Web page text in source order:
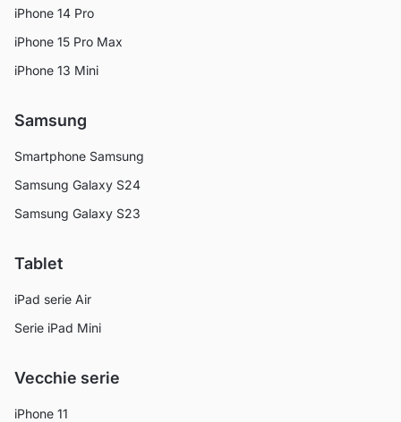
iPhone 14 Pro
iPhone 15 Pro Max
iPhone 13 Mini
Samsung
Smartphone Samsung
Samsung Galaxy S24
Samsung Galaxy S23
Tablet
iPad serie Air
Serie iPad Mini
Vecchie serie
iPhone 11